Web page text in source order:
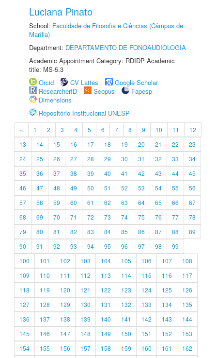
Luciana Pinato
School: Faculdade de Filosofia e Ciências (Câmpus de
Marília)
Department: DEPARTAMENTO DE FONOAUDIOLOGIA
Academic Appointment Category: RDIDP Academic
title: MS-5.3
Orcid
CV Lattes
Google Scholar
ResearcherID
Scopus
Fapesp
Dimensions
Repositório Institucional UNESP
« 1 2 3 4 5 6 7 8 9 10 11
12
13
14 15 16 17 18 19 20 21 22
23
24
25 26 27 28 29 30 31 32 33
34
35
36 37 38 39 40 41 42 43 44
45
46
47 48 49 50 51 52 53 54 55
56
57
58 59 60 61 62 63 64 65 66
67
68
69 70 71 72 73 74 75 76 77
78
79
80 81 82 83 84 85 86 87 88
89
90
91 92 93 94 95 96 97 98
99
100
101 102 103 104 105 106 107
108
109
110 111 112 113 114 115 116
117
118
119 120 121 122 123 124 125
126
127
128 129 130 131 132 133 134
135
136
137 138 139 140 141 142 143
144
145
146 147 148 149 150 151 152
153
154
155 156 157 158 159 160 161
162